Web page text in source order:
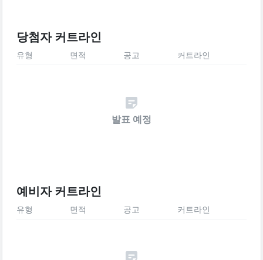
당첨자 커트라인
유형 면적 공고 커트라인
발표 예정
예비자 커트라인
유형 면적 공고 커트라인